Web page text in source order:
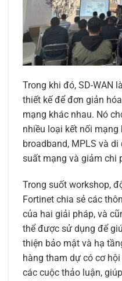
Trong khi đó, SD-WAN
thiết kế để đơn giản
mạng khác nhau. Nó
nhiều loại kết nối
broadband, MPLS và
suất mạng và giảm chi
Trong suốt workshop,
Fortinet chia sẻ các
của hai giải pháp, và
thể được sử dụng để
thiện bảo mật và hạ
hàng tham dự có cơ
các cuộc thảo luận,